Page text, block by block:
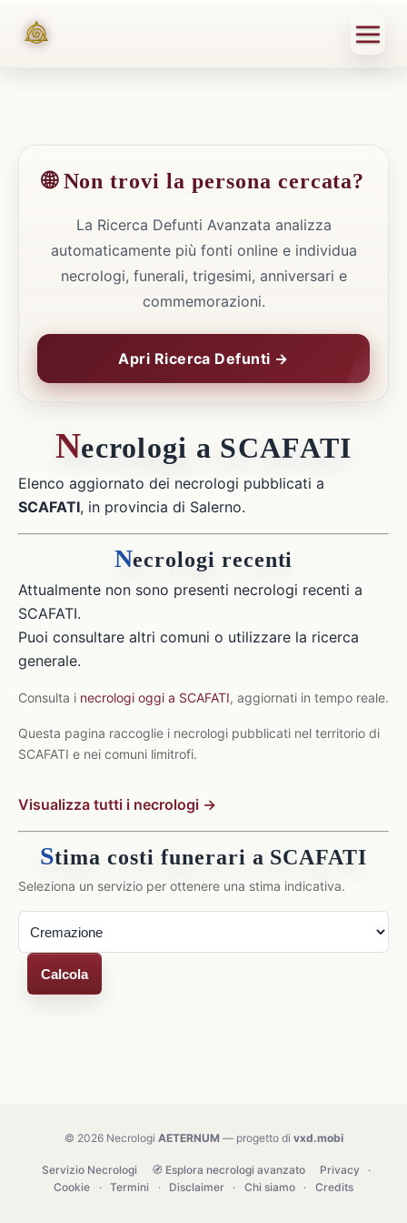
🌐 Non trovi la persona cercata?
La Ricerca Defunti Avanzata analizza
automaticamente più fonti online e individua
necrologi, funerali, trigesimi, anniversari e
commemorazioni.
Apri Ricerca Defunti →
Necrologi a SCAFATI
Elenco aggiornato dei necrologi pubblicati a
SCAFATI, in provincia di Salerno.
Necrologi recenti
Attualmente non sono presenti necrologi recenti a
SCAFATI.
Puoi consultare altri comuni o utilizzare la ricerca
generale.
Consulta i necrologi oggi a SCAFATI, aggiornati in tempo reale.
Questa pagina raccoglie i necrologi pubblicati nel territorio di
SCAFATI e nei comuni limitrofi.
Visualizza tutti i necrologi →
Stima costi funerari a SCAFATI
Seleziona un servizio per ottenere una stima indicativa.
Calcola
© 2026 Necrologi AETERNUM— progetto di vxd.mobi
Servizio Necrologi 🧭 Esplora necrologi avanzato Privacy
·
Cookie
· Termini · Disclaimer · Chi siamo · Credits